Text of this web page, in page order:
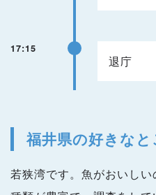
17:15
退庁
福井県の好きなと
若狭湾です。魚がおいし